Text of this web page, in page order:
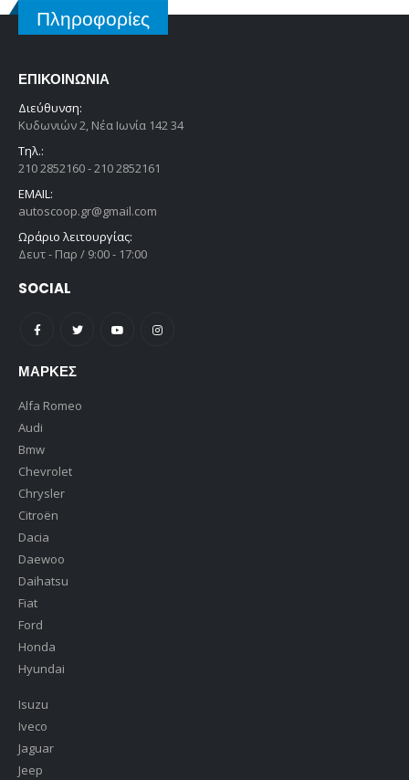
Πληροφορίες
ΕΠΙΚΟΙΝΩΝΊΑ
Διεύθυνση:
Κυδωνιών 2, Νέα Ιωνία 142 34
Τηλ.:
210 2852160 - 210 2852161
EMAIL:
autoscoop.gr@gmail.com
Ωράριο λειτουργίας:
Δευτ - Παρ / 9:00 - 17:00
SOCIAL
ΜΆΡΚΕΣ
Alfa Romeo
Audi
Bmw
Chevrolet
Chrysler
Citroën
Dacia
Daewoo
Daihatsu
Fiat
Ford
Honda
Hyundai
Isuzu
Iveco
Jaguar
Jeep